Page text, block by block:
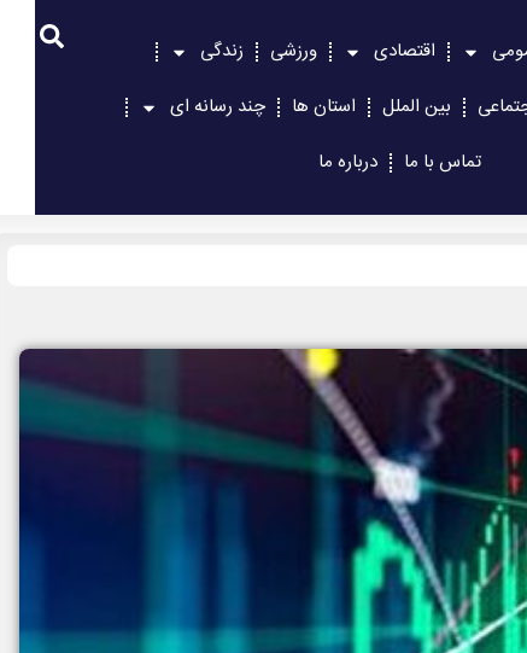
اقتصادی ورزشی
زندگی
بین الملل استان ها
چند رسانه ای
تماس با ما
درباره ما